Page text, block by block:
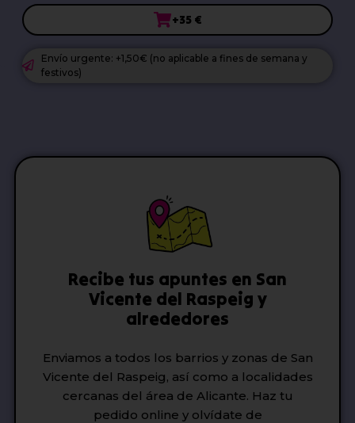
+35 €
Envío urgente: +1,50€ (no aplicable a fines de semana y
festivos)
Recibe tus apuntes en San
Vicente del Raspeig y
alrededores
Enviamos a todos los barrios y zonas de San
Vicente del Raspeig, así como a localidades
cercanas del área de Alicante. Haz tu
pedido online y olvídate de